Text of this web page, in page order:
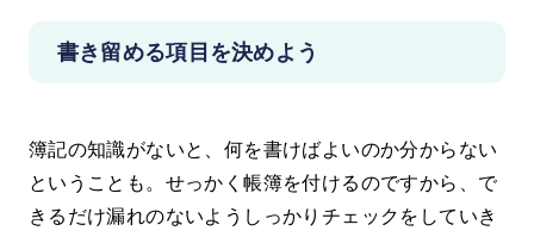
書き留める項目を決めよう
簿記の知識がないと、何を書けばよいのか分からない
ということも。せっかく帳簿を付けるのですから、で
きるだけ漏れのないようしっかりチェックをしていき